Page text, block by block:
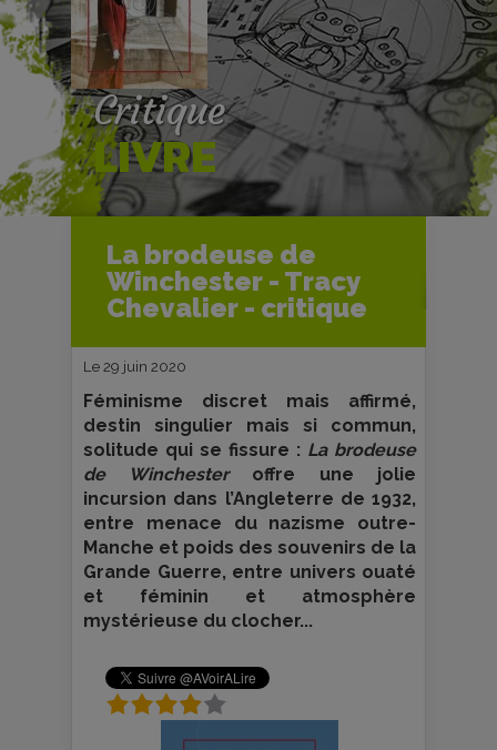
Critique
LIVRE
La brodeuse de
Winchester - Tracy
Chevalier - critique
Accueil Livres Critiques livres
La brodeuse de Winchester - Tracy
Chevalier - critique
Le 29 juin 2020
Féminisme discret mais affirmé,
destin singulier mais si commun,
solitude qui se fissure : La brodeuse
de Winchesteroffre une jolie
incursion dans l’Angleterre de 1932,
entre menace du nazisme outre-
Manche et poids des souvenirs de la
Grande Guerre, entre univers ouaté
et féminin et atmosphère
mystérieuse du clocher...